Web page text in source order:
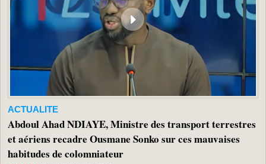
ACTUALITE
Abdoul Ahad NDIAYE, Ministre des transport terrestres
et aériens recadre Ousmane Sonko sur ces mauvaises
habitudes de colomniateur